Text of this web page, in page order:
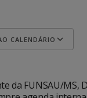
CALENDÁRIO
da FUNSAU/MS,